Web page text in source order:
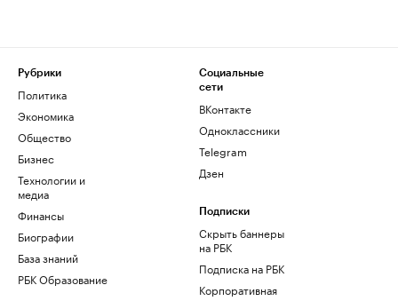
Рубрики
Политика
Экономика
Общество
Бизнес
Технологии и
медиа
Финансы
Биографии
База знаний
РБК Образование
Социальные
сети
ВКонтакте
Одноклассники
Telegram
Дзен
Подписки
Скрыть баннеры
на РБК
Подписка на РБК
Корпоративная